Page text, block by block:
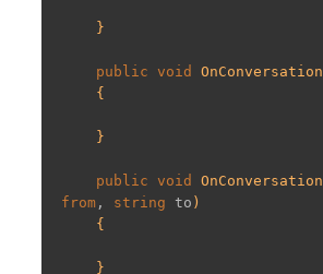
public void
{
public void
from , string to )
{